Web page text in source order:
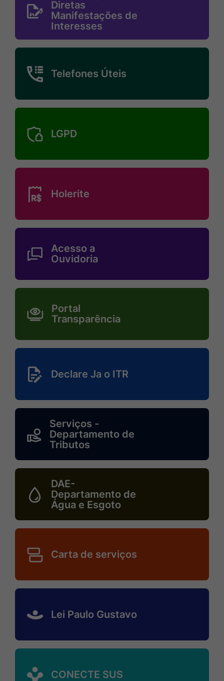
diretas-
manifestacoes-
de-
interesses
Diretas
Manifestações de
Interesses
MaskTelefones-
uteis
Telefones Úteis
MaskLgpd
LGPD
MaskHolerite
Holerite
MaskAcesso-
ouvidoria
Acesso a
Ouvidoria
MaskPortal-
transparencia
Portal
Transparência
MaskDeclare-
itr
Declare Ja o ITR
MaskServicos-
departamento-
de-
tributos
Serviços -
Departamento de
Tributos
MaskDae-
departamento-
de-
agua-
esgoto
DAE-
Departamento de
Água e Esgoto
MaskCarta-
de-
servicos
Carta de serviços
MaskLei-
paulo-
Lei Paulo Gustavo
MaskConecte-
sus
CONECTE SUS